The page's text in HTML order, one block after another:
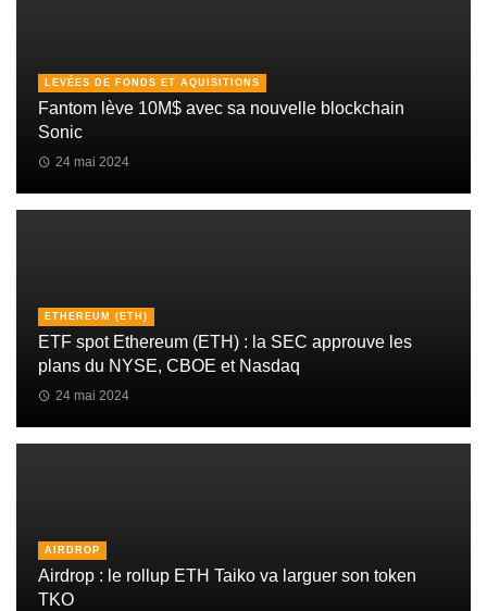
LEVÉES DE FONDS ET AQUISITIONS
Fantom lève 10M$ avec sa nouvelle blockchain
Sonic
24 mai 2024
ETHEREUM (ETH)
ETF spot Ethereum (ETH) : la SEC approuve les
plans du NYSE, CBOE et Nasdaq
24 mai 2024
AIRDROP
Airdrop : le rollup ETH Taiko va larguer son token
TKO